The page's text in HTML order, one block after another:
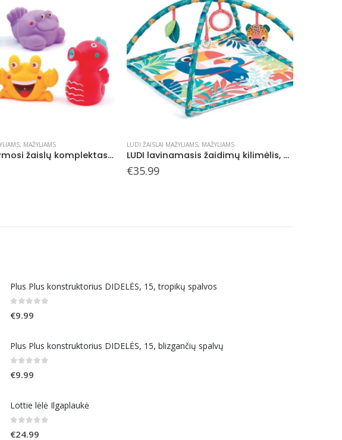
, MAŽYLIAMS
LUDI maudymosi žaislų komplektas, Jūros gyvūnai, 4 vnt.
LUDI ŽAISLAI MAŽYLIAMS, MAŽYLIAMS
LUDI lavinamasis žaidimų kilimėlis, Tukanas
€35.99
Plus Plus konstruktorius DIDELĖS, 15, tropikų spalvos
€9.99
Plus Plus konstruktorius DIDELĖS, 15, blizgančių spalvų
€9.99
Lottie lėlė Ilgaplaukė
€24.99